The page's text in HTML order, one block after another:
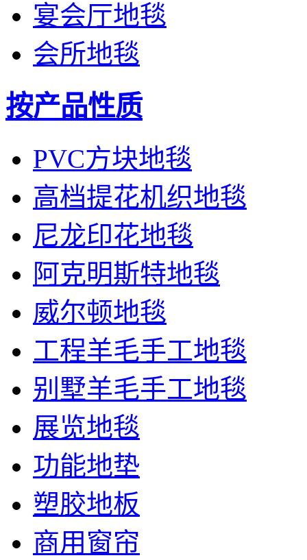
宴会厅地毯
会所地毯
按产品性质
PVC方块地毯
高档提花机织地毯
尼龙印花地毯
阿克明斯特地毯
威尔顿地毯
工程羊毛手工地毯
别墅羊毛手工地毯
展览地毯
功能地垫
塑胶地板
商用窗帘